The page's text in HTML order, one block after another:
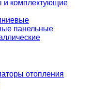
и комплектующие
панельные
отопления